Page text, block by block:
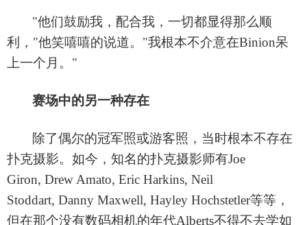
"他们鼓励我，配合我，一切都显得那么顺
利，"他笑嘻嘻的说道。"我根本不介意在Binion呆
上一个月。"
赛场中的另一种存在
除了偶尔的冠军照或游客照，当时根本不存在
扑克摄影。如今，知名的扑克摄影师有Joe
Giron, Drew Amato, Eric Harkins, Neil
Stoddart, Danny Maxwell, Hayley Hochstetler等等，
但在那个没有数码相机的年代Alberts不得不去学如